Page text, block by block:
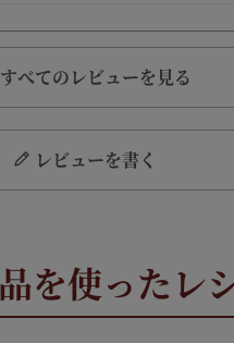
すべてのレビューを見る
レビューを書く